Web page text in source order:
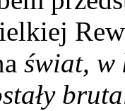
świat, w